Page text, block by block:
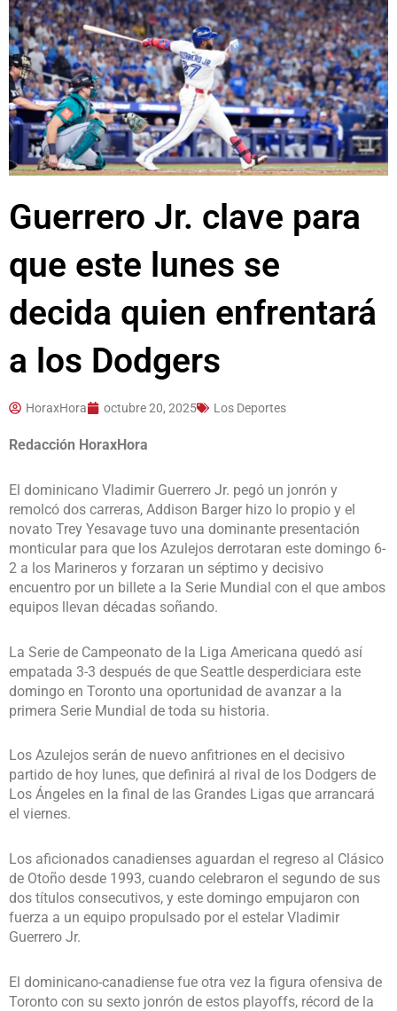
Guerrero Jr. clave para
que este lunes se
decida quien enfrentará
a los Dodgers
HoraxHora octubre 20, 2025 Los Deportes
Redacción HoraxHora
El dominicano Vladimir Guerrero Jr. pegó un jonrón y
remolcó dos carreras, Addison Barger hizo lo propio y el
novato Trey Yesavage tuvo una dominante presentación
monticular para que los Azulejos derrotaran este domingo 6-
2 a los Marineros y forzaran un séptimo y decisivo
encuentro por un billete a la Serie Mundial con el que ambos
equipos llevan décadas soñando.
La Serie de Campeonato de la Liga Americana quedó así
empatada 3-3 después de que Seattle desperdiciara este
domingo en Toronto una oportunidad de avanzar a la
primera Serie Mundial de toda su historia.
Los Azulejos serán de nuevo anfitriones en el decisivo
partido de hoy lunes, que definirá al rival de los Dodgers de
Los Ángeles en la final de las Grandes Ligas que arrancará
el viernes.
Los aficionados canadienses aguardan el regreso al Clásico
de Otoño desde 1993, cuando celebraron el segundo de sus
dos títulos consecutivos, y este domingo empujaron con
fuerza a un equipo propulsado por el estelar Vladimir
Guerrero Jr.
El dominicano-canadiense fue otra vez la figura ofensiva de
Toronto con su sexto jonrón de estos playoffs, récord de la